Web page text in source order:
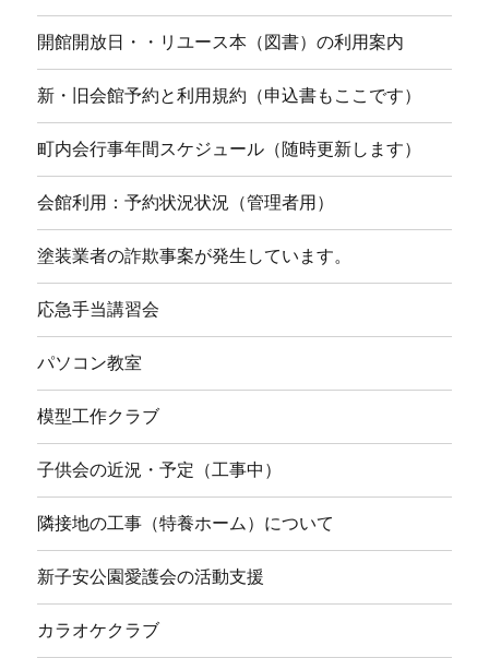
開館開放日・・リユース本（図書）の利用案内
新・旧会館予約と利用規約（申込書もここです）
町内会行事年間スケジュール（随時更新します）
会館利用：予約状況状況（管理者用）
塗装業者の詐欺事案が発生しています。
応急手当講習会
パソコン教室
模型工作クラブ
子供会の近況・予定（工事中）
隣接地の工事（特養ホーム）について
新子安公園愛護会の活動支援
カラオケクラブ